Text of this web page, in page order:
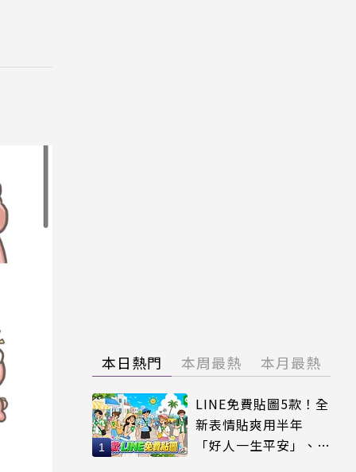
本日熱門 本周最熱 本月最熱
LINE免費貼圖5款！全
新表情貼爽用半年
「好人一生平安」、